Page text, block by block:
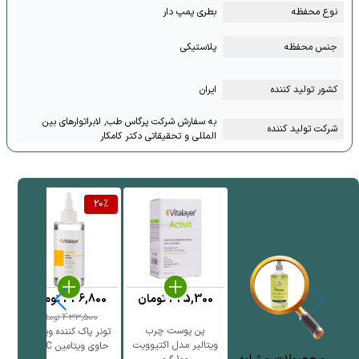
نوع محفظه بطری پمپ دار
جنس محفظه پلاستیکی
کشور تولید کننده ایران
شرکت تولید کننده
به سفارش شرکت پرگاس طب, لابراتوارهای بین
المللی و تحقیقاتی دکتر کامکار
پن پوست چرب
ویتالیر مدل اکتیوویت
325,300تومان
20%
تونر پاک کننده ویتالیر
433,500تومان
346,800تومان